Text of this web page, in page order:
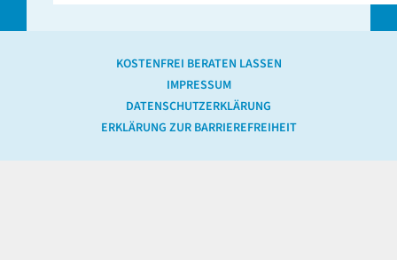
KOSTENFREI BERATEN LASSEN
IMPRESSUM
DATENSCHUTZERKLÄRUNG
ERKLÄRUNG ZUR BARRIEREFREIHEIT